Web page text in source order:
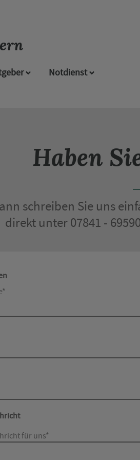
Notdienst
Haben
schreiben Sie uns
direkt unter 07841 -
für uns*